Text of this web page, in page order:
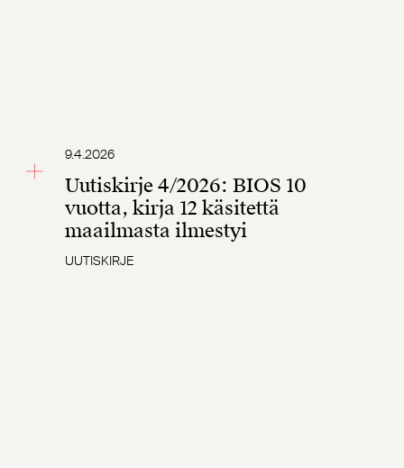
9.4.2026
Uutiskirje 4/2026: BIOS 10
vuotta, kirja 12 käsitettä
maailmasta ilmestyi
UUTISKIRJE